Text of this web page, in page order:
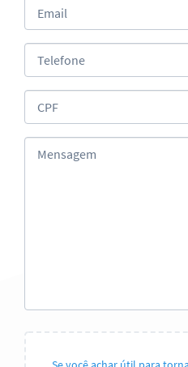
Email
Telefone
CPF
Mensagem